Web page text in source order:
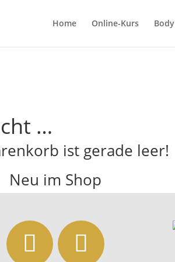
Home Online-Kurs Body
…
ist gerade leer!
Neu im Shop